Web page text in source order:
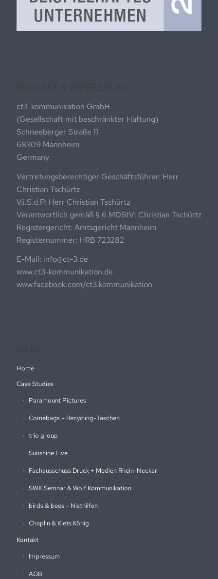
KONTAKT & IMPRESSUM
ct3-kommunikation GmbH
(Gesellschaft mit beschränkter Haftung)
Schneeberger Straße 11
68309 Mannheim
Germany
Vertretungsberechtiger Geschäftsführer: Herr
Christian Tschürtz
V.i.S.d.P: Herr Christian Tschürtz
Verantwortlich gemäß § 6 MDStV: Christian Tschürtz
Registergericht: Amtsgericht Mannheim
Registernummer: HRB 723282
E-Mail: info@ct-3.de
www.ct3-kommunikation.de
www.facebook.com/ct3.kommunikation
MENÜ
Home
Case Studies
Paramount Pictures
Comebags – Recycling-Taschen
trio group
Sunshine Live
Fachausschuss Druck + Medien Rhein-Neckar
SWK Semnar & Wolf Kommunikation
birds & bees – Nisthilfen
Chaplin & Kiets König
Kontakt
Impressum
AGB